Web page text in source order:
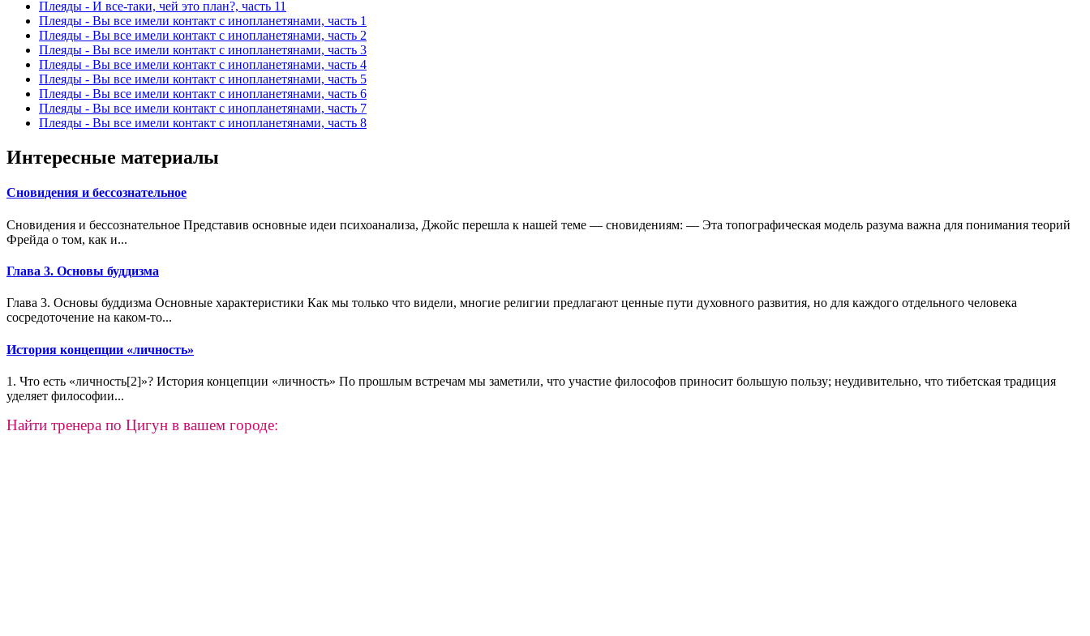
Плеяды - И все-таки, чей это план?, часть 11
Плеяды - Вы все имели контакт с инопланетянами, часть 1
Плеяды - Вы все имели контакт с инопланетянами, часть 2
Плеяды - Вы все имели контакт с инопланетянами, часть 3
Плеяды - Вы все имели контакт с инопланетянами, часть 4
Плеяды - Вы все имели контакт с инопланетянами, часть 5
Плеяды - Вы все имели контакт с инопланетянами, часть 6
Плеяды - Вы все имели контакт с инопланетянами, часть 7
Плеяды - Вы все имели контакт с инопланетянами, часть 8
Интересные материалы
Сновидения и бессознательное
Сновидения и бессознательное Представив основные идеи психоанализа, Джойс перешла к нашей теме — сновидениям: — Эта топографическая модель разума важна для понимания теорий
Фрейда о том, как и...
Глава 3. Основы буддизма
Глава 3. Основы буддизма Основные характеристики Как мы только что видели, многие религии предлагают ценные пути духовного развития, но для каждого отдельного человека
сосредоточение на каком-то...
История концепции «личность»
1. Что есть «личность[2]»? История концепции «личность» По прошлым встречам мы заметили, что участие философов приносит большую пользу; неудивительно, что тибетская традиция
уделяет философии...
Найти тренера по Цигун в вашем городе: